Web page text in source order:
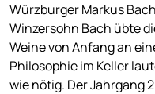
Würzburger Markus
Winzersohn Bach übte
Weine von Anfang an
Philosophie im Keller
wie nötig. Der Jahrgang